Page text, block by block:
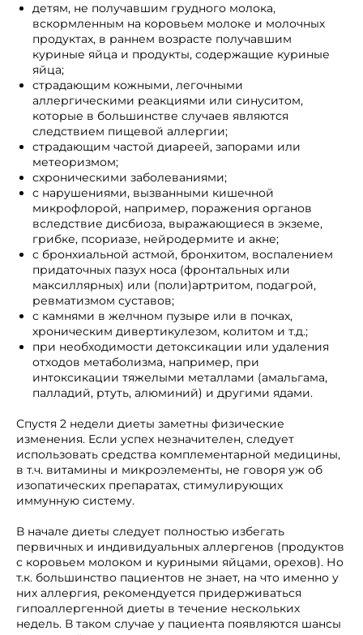
детям, не получавшим грудного молока,
вскормленным на коровьем молоке и молочных
продуктах, в раннем возрасте получавшим
куриные яйца и продукты, содержащие куриные
яйца;
страдающим кожными, легочными
аллергическими реакциями или синуситом,
которые в большинстве случаев являются
следствием пищевой аллергии;
страдающим частой диареей, запорами или
метеоризмом;
схроническими заболеваниями;
с нарушениями, вызванными кишечной
микрофлорой, например, поражения органов
вследствие дисбиоза, выражающиеся в экземе,
грибке, псориазе, нейродермите и акне;
с бронхиальной астмой, бронхитом, воспалением
придаточных пазух носа (фронтальных или
максиллярных) или (поли)артритом, подагрой,
ревматизмом суставов;
с камнями в желчном пузыре или в почках,
хроническим дивертикулезом, колитом и т.д.;
при необходимости детоксикации или удаления
отходов метаболизма, например, при
интоксикации тяжелыми металлами (амальгама,
палладий, ртуть, алюминий) и другими ядами.
Спустя 2 недели диеты заметны физические
изменения. Если успех незначителен, следует
использовать средства комплементарной медицины,
в т.ч. витамины и микроэлементы, не говоря уж об
изопатических препаратах, стимулирующих
иммунную систему.
В начале диеты следует полностью избегать
первичных и индивидуальных аллергенов (продуктов
с коровьем молоком и куриными яйцами, орехов). Но
т.к. большинство пациентов не знает, на что именно у
них аллергия, рекомендуется придерживаться
гипоаллергенной диеты в течение нескольких
недель. В таком случае у пациента появляются шансы